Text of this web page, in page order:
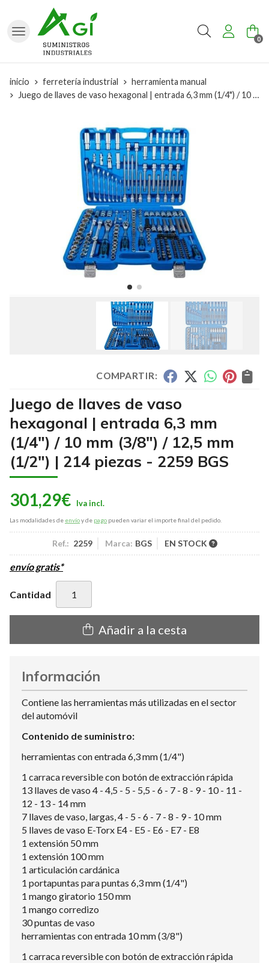
Buscar 0
inicio ferretería industrial
herramienta manual
Juego de llaves de vaso hexagonal | entrada 6,3 mm (1/4") / 10 mm (3/8") / 12,5 mm (1/2") | 214 piezas - 2259 BGS
COMPARTIR:
Juego de llaves de vaso
hexagonal | entrada 6,3 mm
(1/4") / 10 mm (3/8") / 12,5 mm
(1/2") | 214 piezas - 2259 BGS
301,29€
Las modalidades de envíoy de pago pueden variar el importe final del pedido.
Ref.: 2259 Marca: BGS EN STOCK
envío gratis*
Cantidad
Añadir a la cesta
Información
Contiene las herramientas más utilizadas en el sector
del automóvil
Contenido de suministro:
herramientas con entrada 6,3 mm (1/4")
1 carraca reversible con botón de extracción rápida
13 llaves de vaso 4 - 4,5 - 5 - 5,5 - 6 - 7 - 8 - 9 - 10 - 11 -
12 - 13 - 14 mm
7 llaves de vaso, largas, 4 - 5 - 6 - 7 - 8 - 9 - 10 mm
5 llaves de vaso E-Torx E4 - E5 - E6 - E7 - E8
1 extensión 50 mm
1 extensión 100 mm
1 articulación cardánica
1 portapuntas para puntas 6,3 mm (1/4")
1 mango giratorio 150 mm
1 mango corredizo
30 puntas de vaso
herramientas con entrada 10 mm (3/8")
1 carraca reversible con botón de extracción rápida